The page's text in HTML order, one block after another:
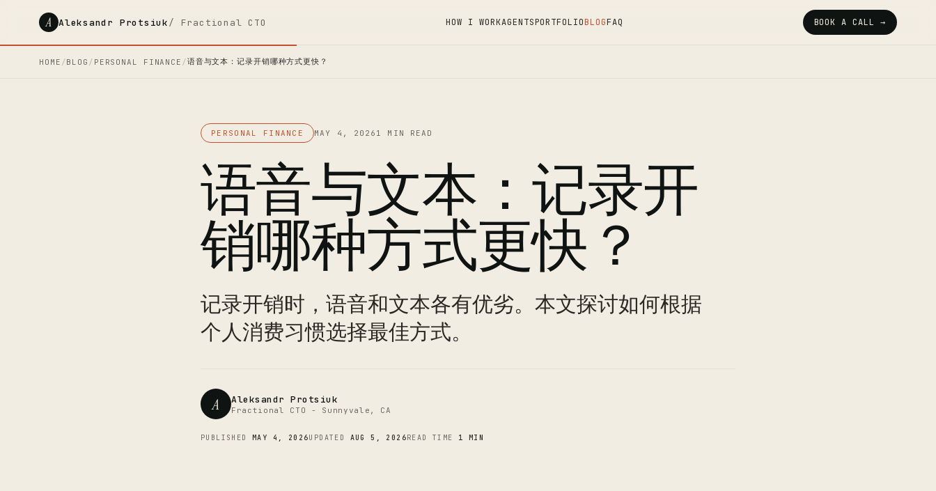
A Aleksandr Protsiuk/ Fractional CTO HOW I WORKAGENTSPORTFOLIOBLOGFAQ BOOK A CALL →
HOME /BLOG / PERSONAL FINANCE /语音与文本：记录开销哪种方式更快？
PERSONAL FINANCE MAY 4, 2026 1 MIN READ
语音与文本：记录开
销哪种方式更快？
记录开销时，语音和文本各有优劣。本文探讨如何根据
个人消费习惯选择最佳方式。
A Aleksandr Protsiuk
Fractional CTO - Sunnyvale, CA
PUBLISHED MAY 4, 2026UPDATED AUG 5, 2026READ TIME 1 MIN
CTO